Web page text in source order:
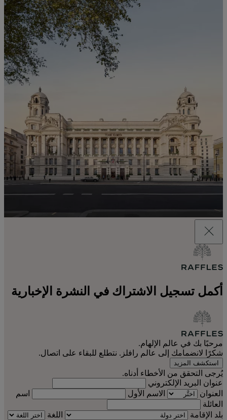
أكمل تسجيل الاشتراك في النشرة الإخبارية
مرحبًا بك في عالم الإلهام.
شكرًا لانضمامك إلى عالم رافلز. نتطلع للبقاء على اتصال.
استكشف المزيد
يُرجى التحقق من الأخطاء أدناه.
عنوان البريد الإلكتروني
العنوان
الاسم الأول
اسم
العائلة
بلد الإقامة
اللغة